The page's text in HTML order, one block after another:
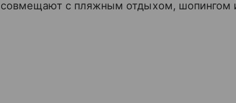
совмещают с пляжным отдыхом, шопингом